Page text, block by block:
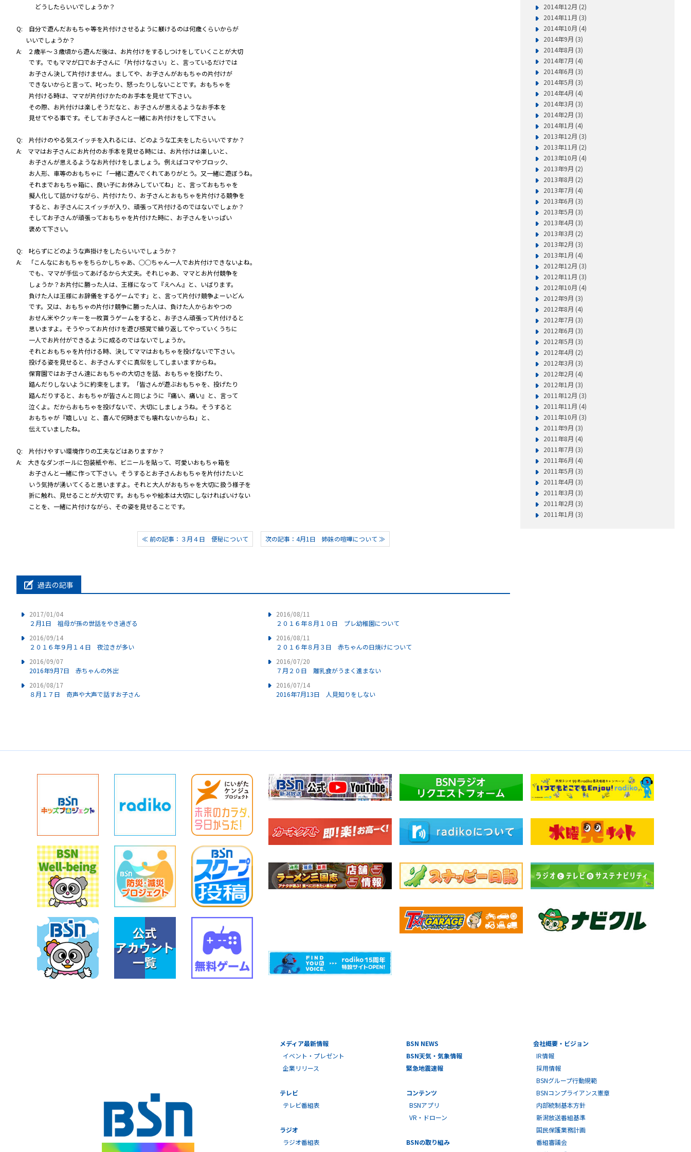
どうしたらいいでしょうか？
Q: 自分で遊んだおもちゃ等を片付けさせるように躾けるのは何歳くらいからが
いいでしょうか？
A: ２歳半～３歳頃から遊んだ後は、お片付けをするしつけをしていくことが大切
です。でもママが口でお子さんに「片付けなさい」と、言っているだけでは
お子さん決して片付けません。ましてや、お子さんがおもちゃの片付けが
できないからと言って、叱ったり、怒ったりしないことです。おもちゃを
片付ける時は、ママが片付けかたのお手本を見せて下さい。
その際、お片付けは楽しそうだなと、お子さんが思えるようなお手本を
見せてやる事です。そしてお子さんと一緒にお片付けをして下さい。
Q: 片付けのやる気スイッチを入れるには、どのような工夫をしたらいいですか？
A: ママはお子さんにお片付のお手本を見せる時には、お片付けは楽しいと、
お子さんが思えるようなお片付けをしましょう。例えばコマやブロック、
お人形、車等のおもちゃに「一緒に遊んでくれてありがとう。又一緒に遊ぼうね。
それまでおもちゃ箱に、良い子にお休みしていてね」と、言っておもちゃを
擬人化して話かけながら、片付けたり、お子さんとおもちゃを片付ける競争を
すると、お子さんにスイッチが入り、頑張って片付けるのではないでしょか？
そしてお子さんが頑張っておもちゃを片付けた時に、お子さんをいっぱい
褒めて下さい。
Q: 叱らずにどのような声掛けをしたらいいでしょうか？
A: 「こんなにおもちゃをちらかしちゃあ、○○ちゃん一人でお片付けできないよね。
でも、ママが手伝ってあげるから大丈夫。それじゃあ、ママとお片付競争を
しょうか？お片付に勝った人は、王様になって『えへん』と、いばります。
負けた人は王様にお辞儀をするゲームです」と、言って片付け競争よーいどん
です。又は、おもちゃの片付け競争に勝った人は、負けた人からおやつの
おせん米やクッキーを一枚貰うゲームをすると、お子さん頑張って片付けると
思いますよ。そうやってお片付けを遊び感覚で繰り返してやっていくうちに
一人でお片付ができるように成るのではないでしょうか。
それとおもちゃを片付ける時、決してママはおもちゃを投げないで下さい。
投げる姿を見せると、お子さんすぐに真似をしてしまいますからね。
保育園ではお子さん達におもちゃの大切さを話、おもちゃを投げたり、
踏んだりしないように約束をします。「皆さんが遊ぶおもちゃを、投げたり
踏んだりすると、おもちゃが皆さんと同じように『痛い、痛い』と、言って
泣くよ。だからおもちゃを投げないで、大切にしましょうね。そうすると
おもちゃが『嬉しい』と、喜んで何時までも壊れないからね」と、
伝えていましたね。
Q: 片付けやすい環境作りの工夫などはありますか？
A: 大きなダンボールに包装紙や布、ビニールを貼って、可愛いおもちゃ箱を
お子さんと一緒に作って下さい。そうするとお子さんおもちゃを片付けたいと
いう気持が湧いてくると思いますよ。それと大人がおもちゃを大切に扱う様子を
折に触れ、見せることが大切です。おもちゃや絵本は大切にしなければいけない
ことを、一緒に片付けながら、その姿を見せることです。
≪ 前の記事：３月４日 便秘について 次の記事：4月1日 姉妹の喧嘩について ≫
過去の記事
2017/01/04
２月1日 祖母が孫の世話をやき過ぎる
2016/09/14
２０１６年９月１４日 夜泣きが多い
2016/09/07
2016年9月7日 赤ちゃんの外出
2016/08/17
８月１７日 奇声や大声で話すお子さん
2016/08/11
２０１６年８月１０日 プレ幼稚園について
2016/08/11
２０１６年８月３日 赤ちゃんの日焼けについて
2016/07/20
７月２０日 離乳食がうまく進まない
2016/07/14
2016年7月13日 人見知りをしない
2014年12月 (2)
2014年11月 (3)
2014年10月 (4)
2014年9月 (3)
2014年8月 (3)
2014年7月 (4)
2014年6月 (3)
2014年5月 (3)
2014年4月 (4)
2014年3月 (3)
2014年2月 (3)
2014年1月 (4)
2013年12月 (3)
2013年11月 (2)
2013年10月 (4)
2013年9月 (2)
2013年8月 (2)
2013年7月 (4)
2013年6月 (3)
2013年5月 (3)
2013年4月 (3)
2013年3月 (2)
2013年2月 (3)
2013年1月 (4)
2012年12月 (3)
2012年11月 (3)
2012年10月 (4)
2012年9月 (3)
2012年8月 (4)
2012年7月 (3)
2012年6月 (3)
2012年5月 (3)
2012年4月 (2)
2012年3月 (3)
2012年2月 (4)
2012年1月 (3)
2011年12月 (3)
2011年11月 (4)
2011年10月 (3)
2011年9月 (3)
2011年8月 (4)
2011年7月 (3)
2011年6月 (4)
2011年5月 (3)
2011年4月 (3)
2011年3月 (3)
2011年2月 (3)
2011年1月 (3)
メディア最新情報
イベント・プレゼント
企業リリース
テレビ
テレビ番組表
ラジオ
ラジオ番組表
BSN NEWS
BSN天気・気象情報
緊急地震速報
コンテンツ
BSNアプリ
VR・ドローン
BSNの取り組み
会社概要・ビジョン
IR情報
採用情報
BSNグループ行動規範
BSNコンプライアンス憲章
内部統制基本方針
新潟放送番組基準
国民保護業務計画
番組審議会